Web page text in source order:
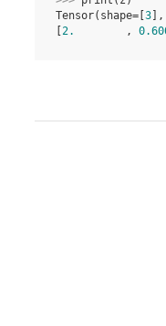
Tensor(shape=[ 3
2.
        ,